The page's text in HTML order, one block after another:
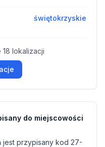
świętokrzyskie
lokalizacji
do miejscowości
jest przypisany kod 27-